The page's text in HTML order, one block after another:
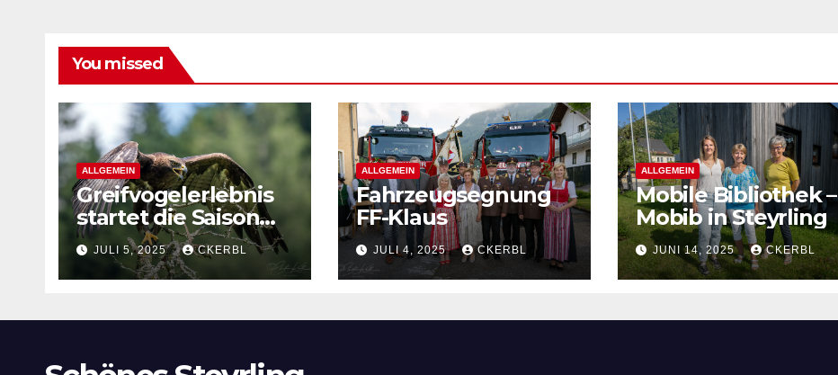
You missed
ALLGEMEIN
Greifvogelerlebnis
startet die Saison
2025
JULI 5, 2025 CKERBL
ALLGEMEIN
Fahrzeugsegnung
FF-Klaus
JULI 4, 2025 CKERBL
ALLGEMEIN
Mobile Bibliothek –
Mobib in Steyrling
JUNI 14, 2025 CKERBL